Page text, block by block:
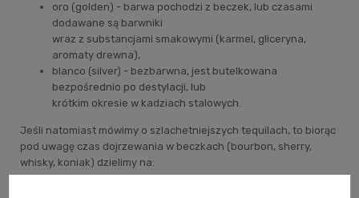
oro (golden) - barwa pochodzi z beczek, lub czasami
dodawane są barwniki
wraz z substancjami smakowymi (karmel, gliceryna,
aromaty drewna),
blanco (silver) - bezbarwna, jest butelkowana
bezpośrednio po destylacji, lub
krótkim okresie w kadziach stalowych.
Jeśli natomiast mówimy o szlachetniejszych tequilach, to biorąc
pod uwagę czas dojrzewania w beczkach (bourbon, sherry,
whisky, koniak) dzielimy na: